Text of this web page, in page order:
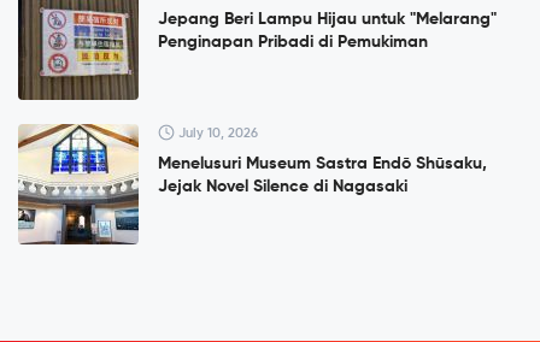
Jepang Beri Lampu Hijau untuk "Melarang"
Penginapan Pribadi di Pemukiman
July 10, 2026
Menelusuri Museum Sastra Endō Shūsaku,
Jejak Novel Silence di Nagasaki